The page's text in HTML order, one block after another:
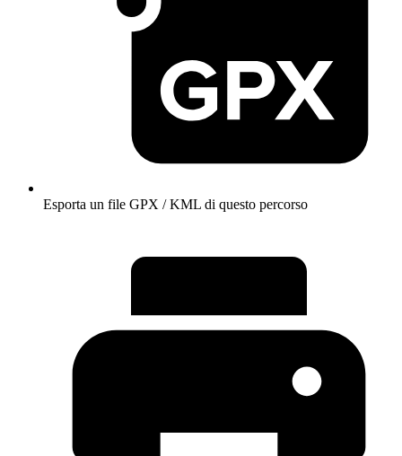
Esporta un file GPX / KML di questo percorso